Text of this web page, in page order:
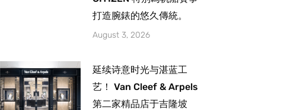
打造腕錶的悠久傳統。
August 3, 2026
延续诗意时光与湛蓝工
艺！ Van Cleef & Arpels
第二家精品店于吉隆坡